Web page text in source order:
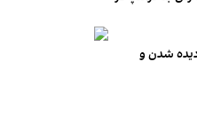
شدن و